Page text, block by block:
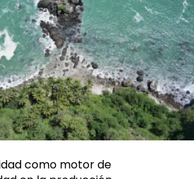
como motor de